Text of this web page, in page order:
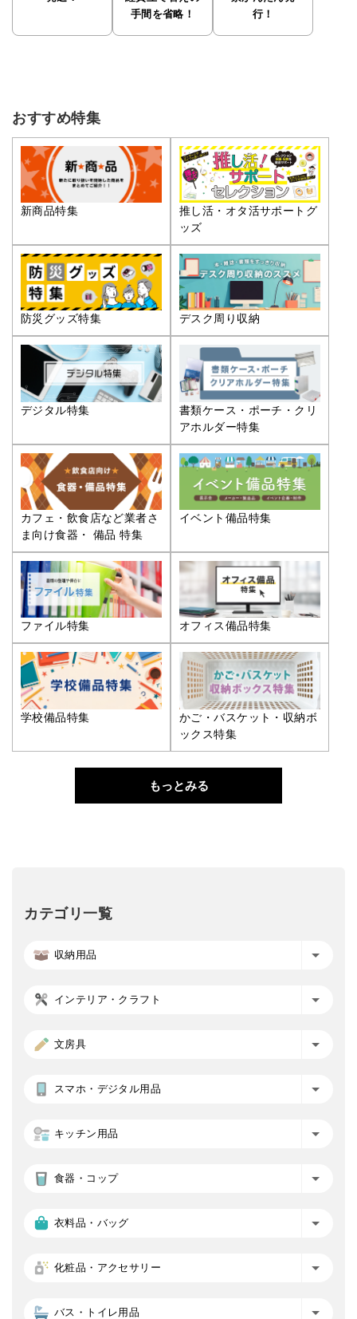
手間を省略！
行！
おすすめ特集
新商品特集
推し活・オタ活サポートグ
ッズ
防災グッズ特集 デスク周り収納
デジタル特集
書類ケース・ポーチ・クリ
アホルダー特集
カフェ・飲食店など業者さ
ま向け食器・ 備品 特集
イベント備品特集
ファイル特集 オフィス備品特集
学校備品特集
かご・バスケット・収納ボ
ックス特集
もっとみる
カテゴリ一覧
収納用品
インテリア・クラフト
文房具
スマホ・デジタル用品
キッチン用品
食器・コップ
衣料品・バッグ
化粧品・アクセサリー
バス・トイレ用品